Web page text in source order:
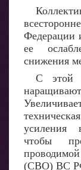
Федерации
ее
снижения
С этой
усиления
чтобы
(СВО) ВС